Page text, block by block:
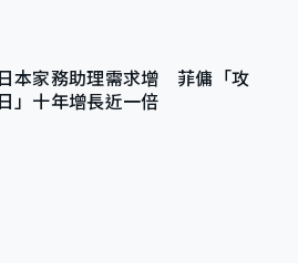
日本家務助理需求增 菲傭「攻
日」十年增長近一倍